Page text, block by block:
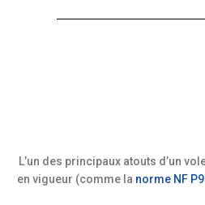
L’un des principaux atouts d’un
en vigueur (comme la norme NF